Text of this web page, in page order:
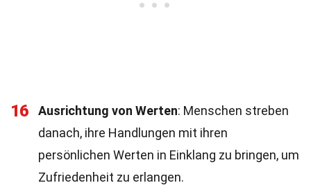
16 Ausrichtung von Werten: Menschen streben
danach, ihre Handlungen mit ihren
persönlichen Werten in Einklang zu bringen, um
Zufriedenheit zu erlangen.